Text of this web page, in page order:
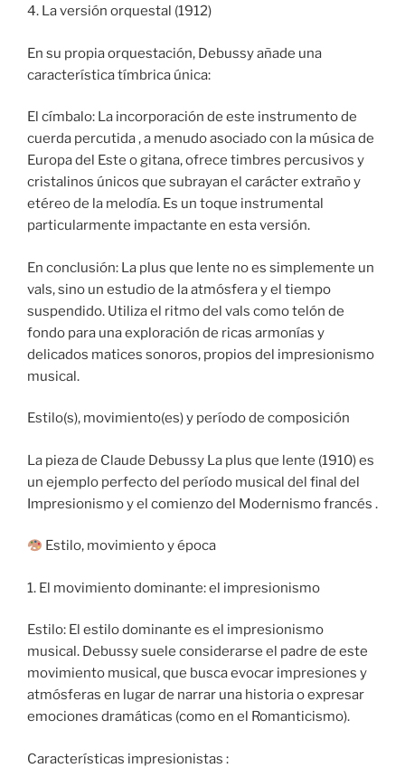
4. La versión orquestal (1912)
En su propia orquestación, Debussy añade una
característica tímbrica única:
El címbalo: La incorporación de este instrumento de
cuerda percutida , a menudo asociado con la música de
Europa del Este o gitana, ofrece timbres percusivos y
cristalinos únicos que subrayan el carácter extraño y
etéreo de la melodía. Es un toque instrumental
particularmente impactante en esta versión.
En conclusión: La plus que lente no es simplemente un
vals, sino un estudio de la atmósfera y el tiempo
suspendido. Utiliza el ritmo del vals como telón de
fondo para una exploración de ricas armonías y
delicados matices sonoros, propios del impresionismo
musical.
Estilo(s), movimiento(es) y período de composición
La pieza de Claude Debussy La plus que lente (1910) es
un ejemplo perfecto del período musical del final del
Impresionismo y el comienzo del Modernismo francés .
Estilo, movimiento y época
1. El movimiento dominante: el impresionismo
Estilo: El estilo dominante es el impresionismo
musical. Debussy suele considerarse el padre de este
movimiento musical, que busca evocar impresiones y
atmósferas en lugar de narrar una historia o expresar
emociones dramáticas (como en el Romanticismo).
Características impresionistas :